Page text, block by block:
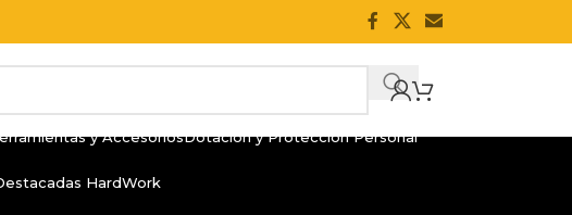
y AccesoriosDotación y Protección Personal
HardWork